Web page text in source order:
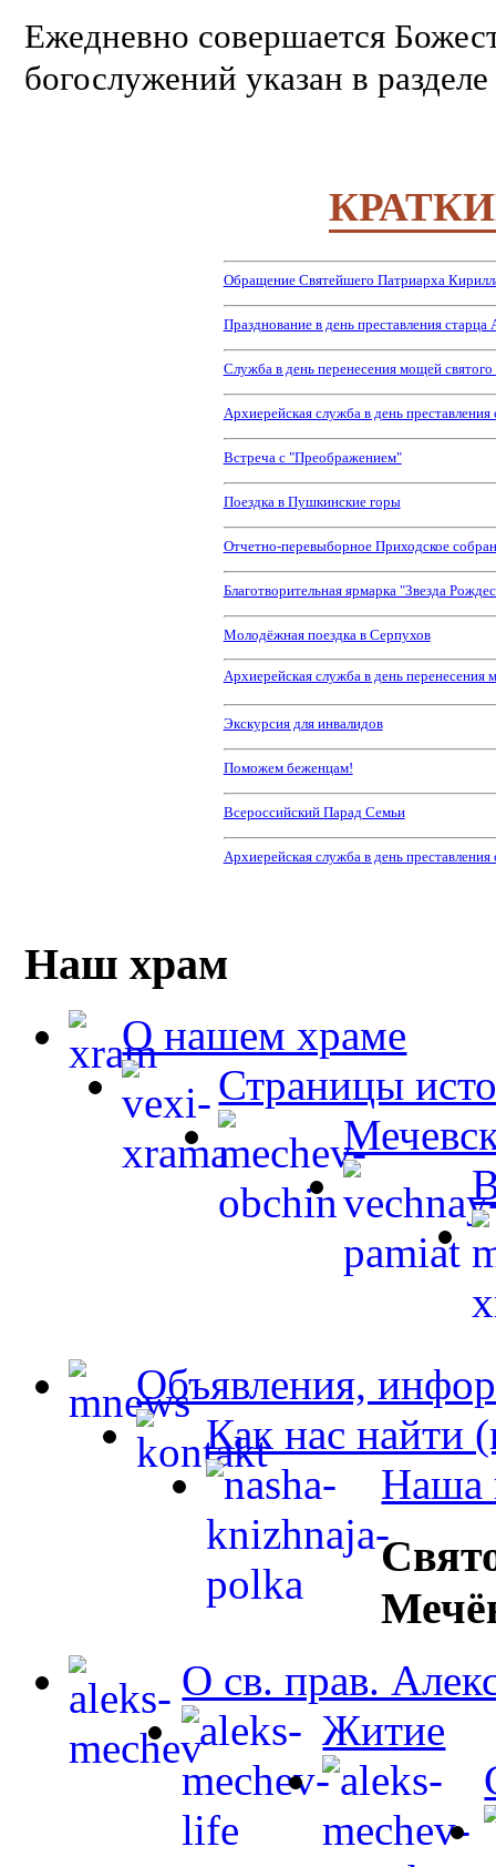
Ежедневно совершается
богослужений указан в
Обращение Святейшего Патриарха
Празднование в день преставления старца
Служба в день перенесения мощей святого
Архиерейская служба в день преставления
Встреча с "Преображением"
Поездка в Пушкинские горы
Отчетно-перевыборное Приходское
Благотворительная ярмарка "Звезда
Молодёжная поездка в Серпухов
Архиерейская служба в день перенесения
Экскурсия для инвалидов
Поможем беженцам!
Всероссийский Парад Семьи
Архиерейская служба в день преставления
Наш храм
О нашем храме
Страницы
Объявления,
Как нас найти
Наша
О св. прав.
Житие